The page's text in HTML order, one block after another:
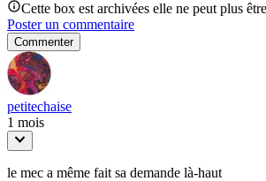
Cette box est archivées elle ne peut plus
Poster un commentaire
Commenter
petitechaise
1 mois
le mec a même fait sa demande là-haut